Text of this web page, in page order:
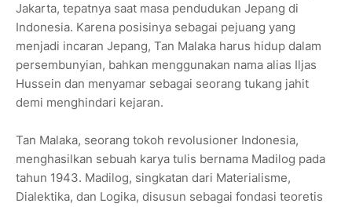
Jakarta, tepatnya saat masa pendudukan Jepang di
Indonesia. Karena posisinya sebagai pejuang yang
menjadi incaran Jepang, Tan Malaka harus hidup dalam
persembunyian, bahkan menggunakan nama alias Iljas
Hussein dan menyamar sebagai seorang tukang jahit
demi menghindari kejaran.
Tan Malaka, seorang tokoh revolusioner Indonesia,
menghasilkan sebuah karya tulis bernama Madilog pada
tahun 1943. Madilog, singkatan dari Materialisme,
Dialektika, dan Logika, disusun sebagai fondasi teoretis